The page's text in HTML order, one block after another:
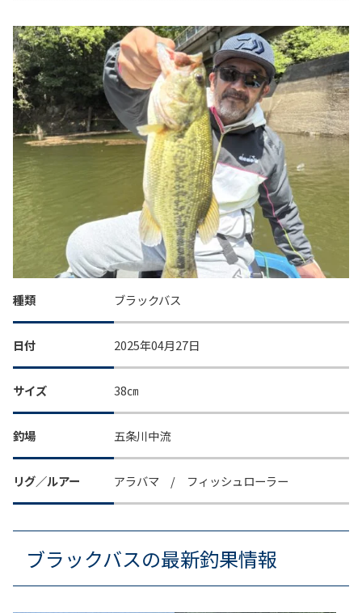
種類 ブラックバス
日付 2025年04月27日
サイズ 38㎝
釣場 五条川中流
リグ／ルアー アラバマ / フィッシュローラー
ブラックバスの最新釣果情報